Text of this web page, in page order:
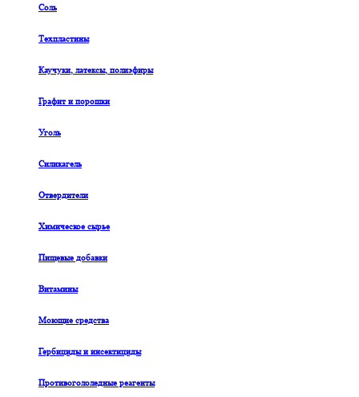
Соль
Техпластины
Каучуки, латексы, полиэфиры
Графит и порошки
Уголь
Силикагель
Отвердители
Химическое сырье
Пищевые добавки
Витамины
Моющие средства
Гербициды и инсектициды
Противогололедные реагенты